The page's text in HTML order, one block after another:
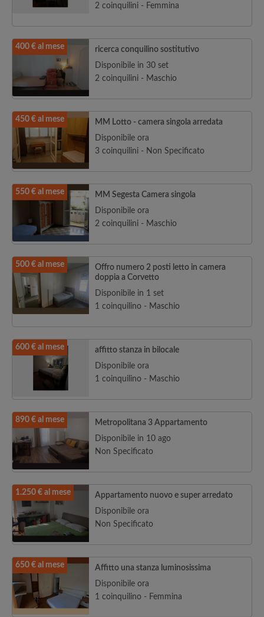
2 coinquilini - Femmina
400 € al mese
ricerca conquilino sostitutivo
Disponibile in 30 set
2 coinquilini - Maschio
450 € al mese
MM Lotto - camera singola arredata
Disponibile ora
3 coinquilini - Non Specificato
550 € al mese
MM Segesta Camera singola
Disponibile ora
2 coinquilini - Maschio
500 € al mese
Offro numero 2 posti letto in camera
doppia a Corvetto
Disponibile in 1 set
1 coinquilino - Maschio
600 € al mese
affitto stanza in bilocale
Disponibile ora
1 coinquilino - Maschio
890 € al mese
Metropolitana 3 Appartamento
Disponibile in 10 ago
Non Specificato
1.250 € al mese
Appartamento nuovo e super arredato
Disponibile ora
Non Specificato
650 € al mese
Affitto una stanza luminosissima
Disponibile ora
1 coinquilino - Femmina